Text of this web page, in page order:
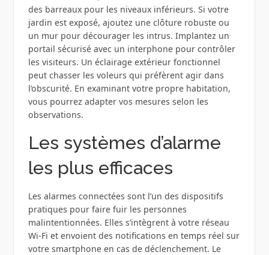
des barreaux pour les niveaux inférieurs. Si votre
jardin est exposé, ajoutez une clôture robuste ou
un mur pour décourager les intrus. Implantez un
portail sécurisé avec un interphone pour contrôler
les visiteurs. Un éclairage extérieur fonctionnel
peut chasser les voleurs qui préfèrent agir dans
l’obscurité. En examinant votre propre habitation,
vous pourrez adapter vos mesures selon les
observations.
Les systèmes d’alarme
les plus efficaces
Les alarmes connectées sont l’un des dispositifs
pratiques pour faire fuir les personnes
malintentionnées. Elles s’intègrent à votre réseau
Wi-Fi et envoient des notifications en temps réel sur
votre smartphone en cas de déclenchement. Le